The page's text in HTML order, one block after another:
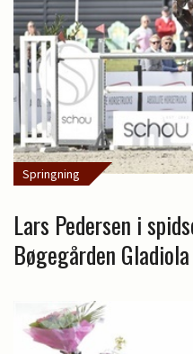
Springning
Lars Pedersen i
Bøgegården Gladiola